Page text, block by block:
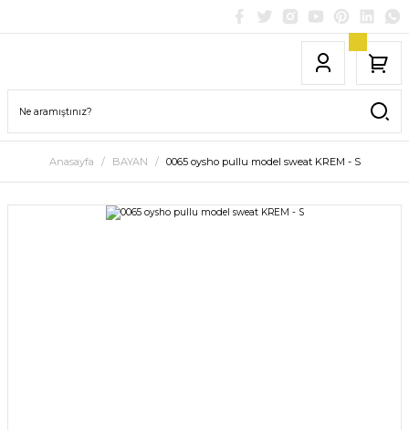
Anasayfa BAYAN 0065 oysho pullu model sweat KREM - S